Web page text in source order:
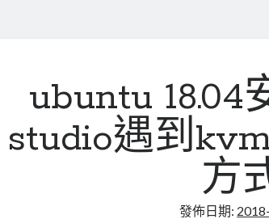
ubuntu 18.04
studio遇到
方
發佈日期: